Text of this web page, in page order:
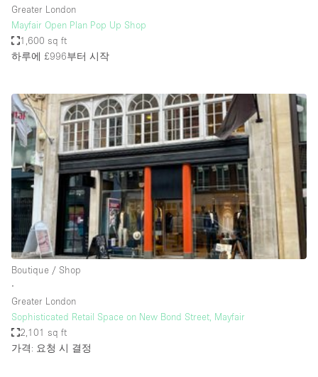
Art Gallery
Atelier / Workshop Studio
Boat
Boutique / Shop
Conference Room
Container
Creative Space
Event Space
Fair / Festival
Hall
Mall Shop
Mansion / House
Meeting Space
Greater London
Mayfair Open Plan Pop Up Shop
1,600 sq ft
하루에 £996부터 시작
Boutique / Shop
∙
Greater London
Sophisticated Retail Space on New Bond Street, Mayfair
2,101 sq ft
가격: 요청 시 결정